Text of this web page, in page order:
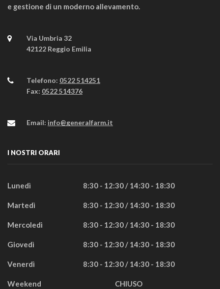
e gestione di un moderno allevamento.
Via Umbria 32
42122 Reggio Emilia
Telefono: 0522 514251
Fax: 0522 514376
Email: info@generalfarm.it
I NOSTRI ORARI
Lunedì 8:30 - 12:30 / 14:30 - 18:30
Martedì 8:30 - 12:30 / 14:30 - 18:30
Mercoledì 8:30 - 12:30 / 14:30 - 18:30
Giovedì 8:30 - 12:30 / 14:30 - 18:30
Venerdì 8:30 - 12:30 / 14:30 - 18:30
Weekend CHIUSO